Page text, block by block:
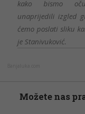
kako bismo
unaprijedili izgled
ćemo poslati sliku
je Stanivuković.
Možete nas